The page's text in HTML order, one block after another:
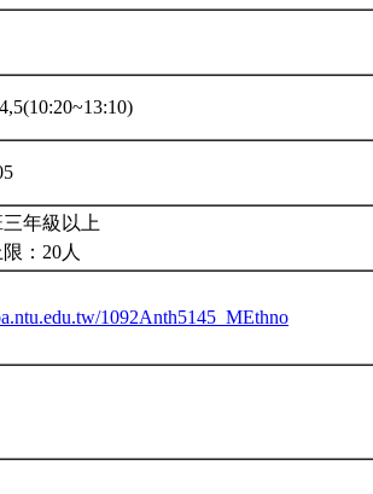
年級以上
：20人
1092Anth5145_MEthno